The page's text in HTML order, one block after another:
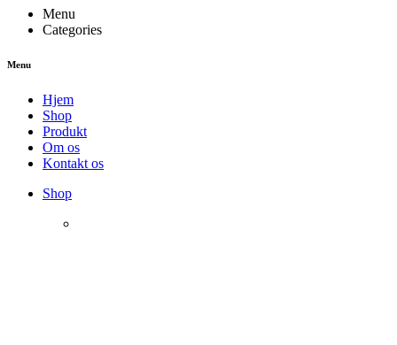
Menu
Categories
Menu
Hjem
Shop
Produkt
Om os
Kontakt os
Shop